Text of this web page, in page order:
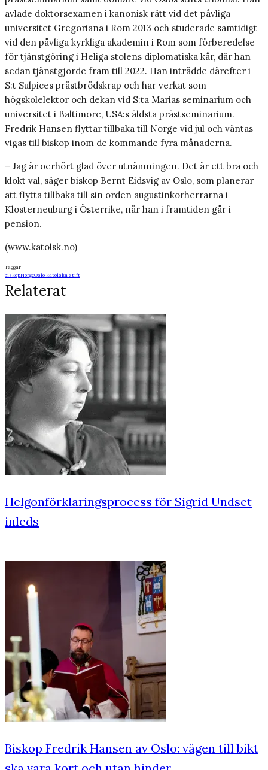
avlade doktorsexamen i kanonisk rätt vid det påvliga
universitet Gregoriana i Rom 2013 och studerade samtidigt
vid den påvliga kyrkliga akademin i Rom som förberedelse
för tjänstgöring i Heliga stolens diplomatiska kår, där han
sedan tjänstgjorde fram till 2022. Han inträdde därefter i
S:t Sulpices prästbrödskrap och har verkat som
högskolelektor och dekan vid S:ta Marias seminarium och
universitet i Baltimore, USA:s äldsta prästseminarium.
Fredrik Hansen flyttar tillbaka till Norge vid jul och väntas
vigas till biskop inom de kommande fyra månaderna.
– Jag är oerhört glad över utnämningen. Det är ett bra och
klokt val, säger biskop Bernt Eidsvig av Oslo, som planerar
att flytta tillbaka till sin orden augustinkorherrarna i
Klosterneuburg i Österrike, när han i framtiden går i
pension.
(www.katolsk.no)
Taggar
biskopNorgeOslo katolska stift
Relaterat
Helgonförklaringsprocess för Sigrid Undset
inleds
Biskop Fredrik Hansen av Oslo: vägen till bikt